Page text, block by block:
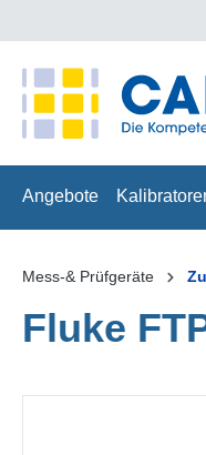
Angebote
Mess-& Prüfgeräte
Fluke